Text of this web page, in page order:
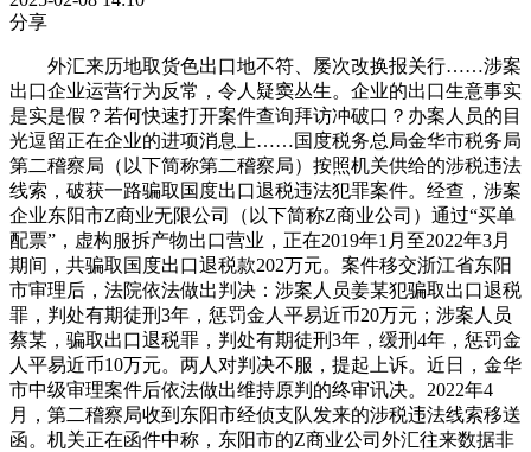
分享
外汇来历地取货色出口地不符、屡次改换报关行……涉案
出口企业运营行为反常，令人疑窦丛生。企业的出口生意事实
是实是假？若何快速打开案件查询拜访冲破口？办案人员的目
光逗留正在企业的进项消息上……国度税务总局金华市税务局
第二稽察局（以下简称第二稽察局）按照机关供给的涉税违法
线索，破获一路骗取国度出口退税违法犯罪案件。经查，涉案
企业东阳市Z商业无限公司（以下简称Z商业公司）通过“买单
配票”，虚构服拆产物出口营业，正在2019年1月至2022年3月
期间，共骗取国度出口退税款202万元。案件移交浙江省东阳
市审理后，法院依法做出判决：涉案人员姜某犯骗取出口退税
罪，判处有期徒刑3年，惩罚金人平易近币20万元；涉案人员
蔡某，骗取出口退税罪，判处有期徒刑3年，缓刑4年，惩罚金
人平易近币10万元。两人对判决不服，提起上诉。近日，金华
市中级审理案件后依法做出维持原判的终审讯决。2022年4
月，第二稽察局收到东阳市经侦支队发来的涉税违法线索移送
函。机关正在函件中称，东阳市的Z商业公司外汇往来数据非